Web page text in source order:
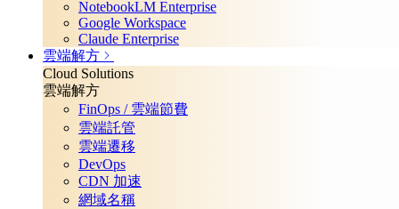
NotebookLM Enterprise
Google Workspace
Claude Enterprise
雲端解方
Cloud Solutions
雲端解方
FinOps / 雲端節費
雲端託管
雲端遷移
DevOps
CDN 加速
網域名稱